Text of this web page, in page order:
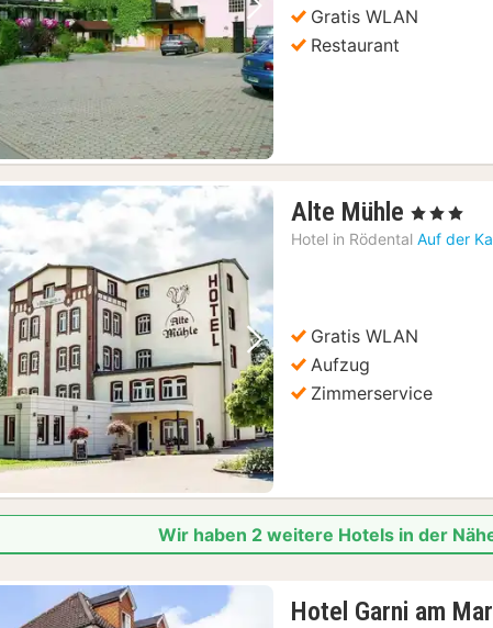
Vorheriges Bild Nächstes Bild
Gratis WLAN
Restaurant
Vorheriges Bild Nächstes Bild
Alte Mühle 1
Nacht
, 3 Sterne
Hotel in Rödental Auf der
Gratis WLAN
Aufzug
Zimmerservice
Wir haben 2 weitere Hotels in der
Hotel Garni am